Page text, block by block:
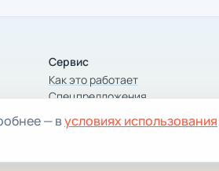
Сервис
Как это работает
Спецпредложения
— вусловиях использования